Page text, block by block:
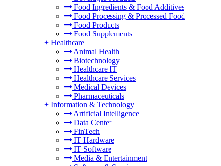
Food Ingredients & Food Additives
Food Processing & Processed Food
Food Products
Food Supplements
+ Healthcare
Animal Health
Biotechnology
Healthcare IT
Healthcare Services
Medical Devices
Pharmaceuticals
+ Information & Technology
Artificial Intelligence
Data Center
FinTech
IT Hardware
IT Software
Media & Entertainment